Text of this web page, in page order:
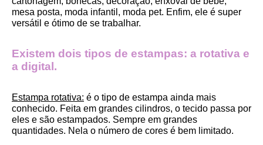
mesa posta, moda infantil, moda pet. Enfim, ele é super
versátil e ótimo de se trabalhar.
Existem dois tipos de estampas: a rotativa e
a digital.
Estampa rotativa: é o tipo de estampa ainda mais
conhecido. Feita em grandes cilindros, o tecido passa por
eles e são estampados. Sempre em grandes
quantidades. Nela o número de cores é bem limitado.